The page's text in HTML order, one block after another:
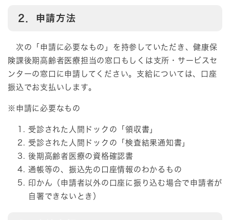
2．申請方法
次の「申請に必要なもの」を持参していただき、健康保
険課後期高齢者医療担当の窓口もしくは支所・サービスセ
ンターの窓口に申請してください。支給については、口座
振込でお支払いします。
※申請に必要なもの
受診された人間ドックの「領収書」
受診された人間ドックの「検査結果通知書」
後期高齢者医療の資格確認書
通帳等の、振込先の口座情報のわかるもの
印かん（申請者以外の口座に振り込む場合で申請者が
自署できないとき）